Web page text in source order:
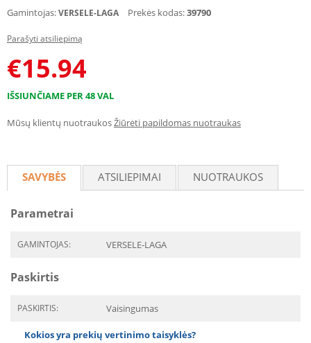
Gamintojas:VERSELE-LAGA Prekės kodas:39790
Parašyti atsiliepimą
€15.94
IŠSIUNČIAME PER 48 VAL
Mūsų klientų nuotraukosŽiūrėti papildomas nuotraukas
SAVYBĖS ATSILIEPIMAI NUOTRAUKOS
Parametrai
GAMINTOJAS: VERSELE-LAGA
Paskirtis
PASKIRTIS: Vaisingumas
Kokios yra prekių vertinimo taisyklės?